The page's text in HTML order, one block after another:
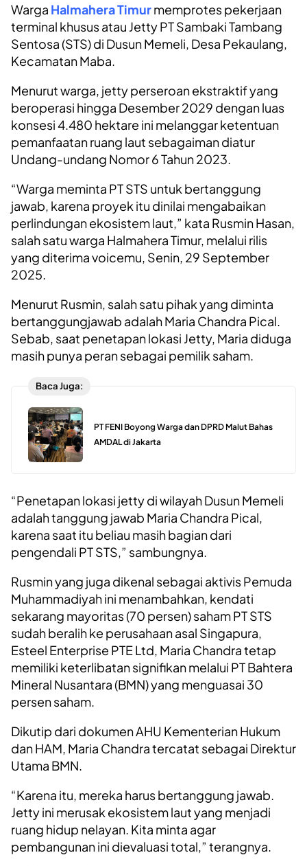
Warga Halmahera Timurmemprotes pekerjaan
terminal khusus atau Jetty PT Sambaki Tambang
Sentosa (STS) di Dusun Memeli, Desa Pekaulang,
Kecamatan Maba.
Menurut warga, jetty perseroan ekstraktif yang
beroperasi hingga Desember 2029 dengan luas
konsesi 4.480 hektare ini melanggar ketentuan
pemanfaatan ruang laut sebagaiman diatur
Undang-undang Nomor 6 Tahun 2023.
“Warga meminta PT STS untuk bertanggung
jawab, karena proyek itu dinilai mengabaikan
perlindungan ekosistem laut,” kata Rusmin Hasan,
salah satu warga Halmahera Timur, melalui rilis
yang diterima voicemu, Senin, 29 September
2025.
Menurut Rusmin, salah satu pihak yang diminta
bertanggungjawab adalah Maria Chandra Pical.
Sebab, saat penetapan lokasi Jetty, Maria diduga
masih punya peran sebagai pemilik saham.
Baca Juga:
PT FENI Boyong Warga dan DPRD Malut Bahas
AMDAL di Jakarta
“Penetapan lokasi jetty di wilayah Dusun Memeli
adalah tanggung jawab Maria Chandra Pical,
karena saat itu beliau masih bagian dari
pengendali PT STS,” sambungnya.
Rusmin yang juga dikenal sebagai aktivis Pemuda
Muhammadiyah ini menambahkan, kendati
sekarang mayoritas (70 persen) saham PT STS
sudah beralih ke perusahaan asal Singapura,
Esteel Enterprise PTE Ltd, Maria Chandra tetap
memiliki keterlibatan signifikan melalui PT Bahtera
Mineral Nusantara (BMN) yang menguasai 30
persen saham.
Dikutip dari dokumen AHU Kementerian Hukum
dan HAM, Maria Chandra tercatat sebagai Direktur
Utama BMN.
“Karena itu, mereka harus bertanggung jawab.
Jetty ini merusak ekosistem laut yang menjadi
ruang hidup nelayan. Kita minta agar
pembangunan ini dievaluasi total,” terangnya.